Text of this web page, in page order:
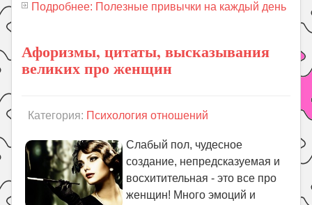
Подробнее: Полезные привычки на каждый день
Афоризмы, цитаты, высказывания
великих про женщин
Категория: Психология отношений
Слабый пол, чудесное
создание, непредсказуемая и
восхитительная - это все про
женщин! Много эмоций и